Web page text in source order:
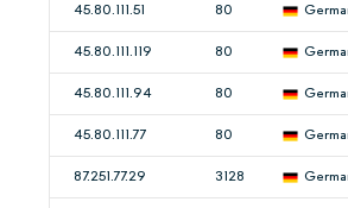
45.80.111.51 80
45.80.111.119 80
45.80.111.94 80
45.80.111.77 80
87.251.77.29 3128